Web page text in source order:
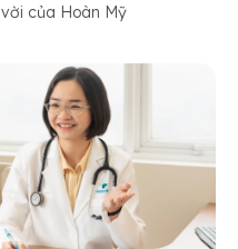
của Hoàn Mỹ